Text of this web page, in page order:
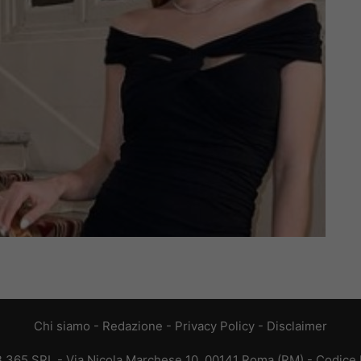
Chi siamo - Redazione - Privacy Policy - Disclaimer